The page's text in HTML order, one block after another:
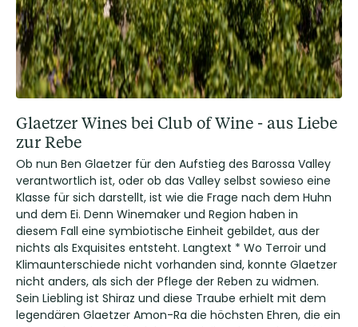
Glaetzer Wines bei Club of Wine - aus Liebe
zur Rebe
Ob nun Ben Glaetzer für den Aufstieg des Barossa Valley
verantwortlich ist, oder ob das Valley selbst sowieso eine
Klasse für sich darstellt, ist wie die Frage nach dem Huhn
und dem Ei. Denn Winemaker und Region haben in
diesem Fall eine symbiotische Einheit gebildet, aus der
nichts als Exquisites entsteht. Langtext * Wo Terroir und
Klimaunterschiede nicht vorhanden sind, konnte Glaetzer
nicht anders, als sich der Pflege der Reben zu widmen.
Sein Liebling ist Shiraz und diese Traube erhielt mit dem
legendären Glaetzer Amon-Ra die höchsten Ehren, die ein